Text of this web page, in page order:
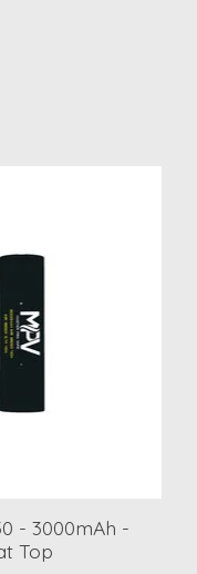
- 3000mAh -
Top